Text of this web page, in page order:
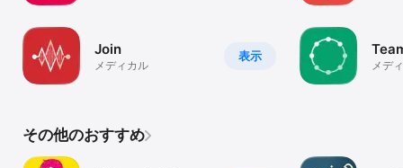
表示
Join
メディカル メデ
その他のおすすめ